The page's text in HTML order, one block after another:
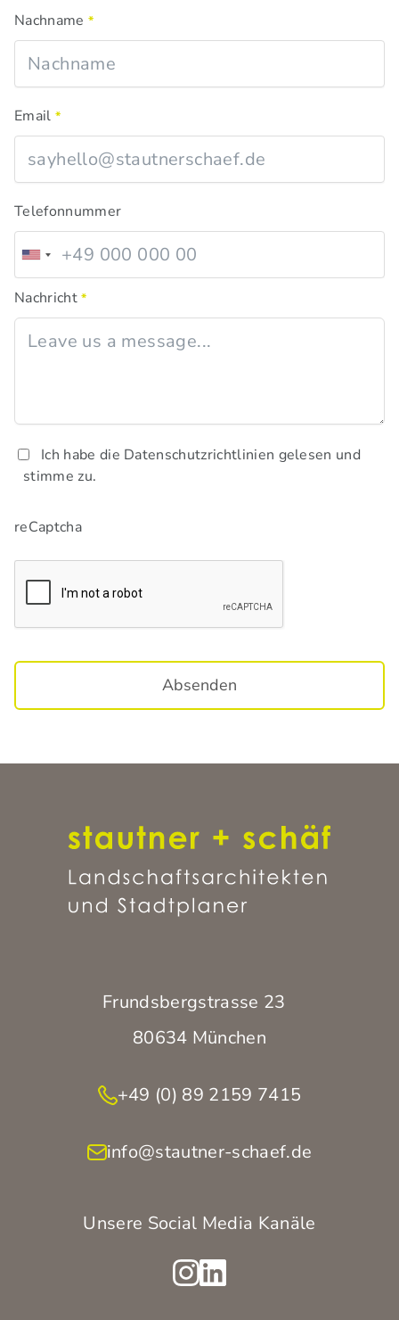
Nachname *
Email *
Telefonnummer
Nachricht *
Ich habe die Datenschutzrichtlinien gelesen und
stimme zu.
reCaptcha
Absenden
Frundsbergstrasse 23
80634 München
+49 (0) 89 2159 7415
info@stautner-schaef.de
Unsere Social Media Kanäle